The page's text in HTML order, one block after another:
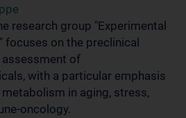
research group "Experimental
focuses on the preclinical
of
with a particular emphasis
in aging, stress,
oncology.